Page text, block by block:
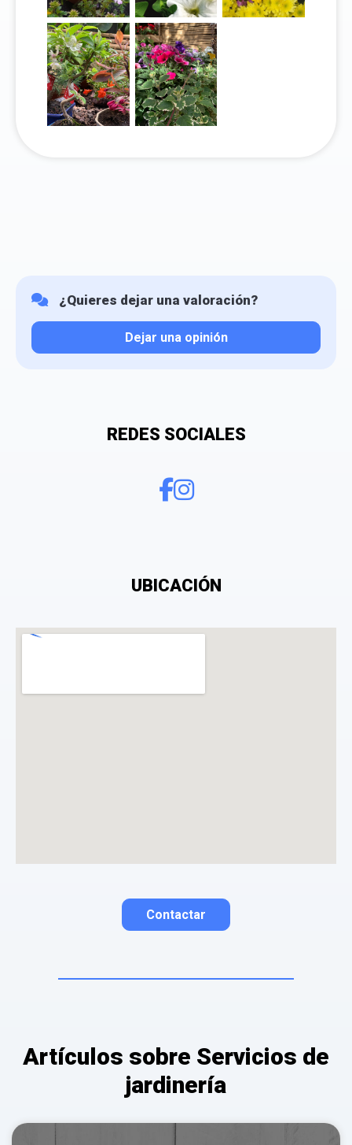
¿Quieres dejar una valoración?
Dejar una opinión
Consiento el tratamiento de mis datos personales
con el fin de añadir una opinión sobre un
REDES SOCIALES
UBICACIÓN
Contactar
Artículos sobre Servicios de
jardinería